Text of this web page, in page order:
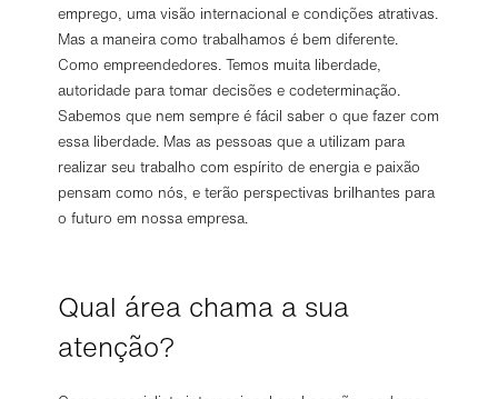
emprego, uma visão internacional e condições atrativas.
Mas a maneira como trabalhamos é bem diferente.
Como empreendedores. Temos muita liberdade,
autoridade para tomar decisões e codeterminação.
Sabemos que nem sempre é fácil saber o que fazer com
essa liberdade. Mas as pessoas que a utilizam para
realizar seu trabalho com espírito de energia e paixão
pensam como nós, e terão perspectivas brilhantes para
o futuro em nossa empresa.
Qual área chama a sua
atenção?